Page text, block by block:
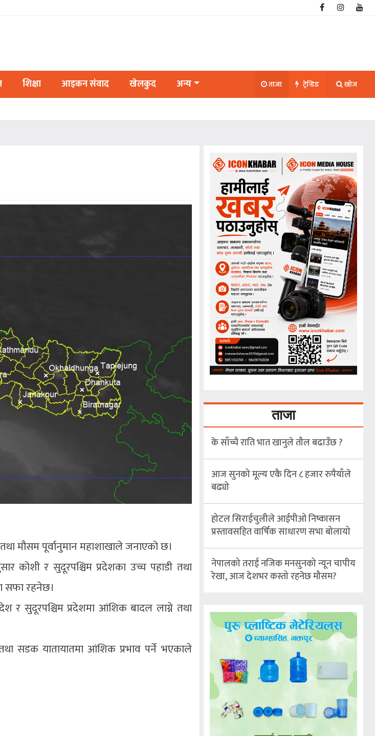
शिक्षा आइकन संवाद खेलकुद अन्य ताजा ट्रेन्डिङ खोज
मौसम पूर्वानुमान महाशाखाले जनाएको छ।
कोशी र सुदूरपश्चिम प्रदेशका उच्च पहाडी तथा
सफा रहनेछ।
र सुदूरपश्चिम प्रदेशमा आंशिक बादल लाग्ने तथा
सडक यातायातमा आंशिक प्रभाव पर्ने भएकाले
ताजा
के साँच्चै राति भात खानुले तौल बढाउँछ ?
आज सुनको मूल्य एकै दिन ८ हजार रुपैयाँले
बढ्यो
होटल सिराईचुलीले आईपीओ निष्कासन
प्रस्तावसहित वार्षिक साधारण सभा बोलायो
नेपालको तराई नजिक मनसुनको न्यून चापीय
रेखा, आज देशभर कस्तो रहनेछ मौसम?